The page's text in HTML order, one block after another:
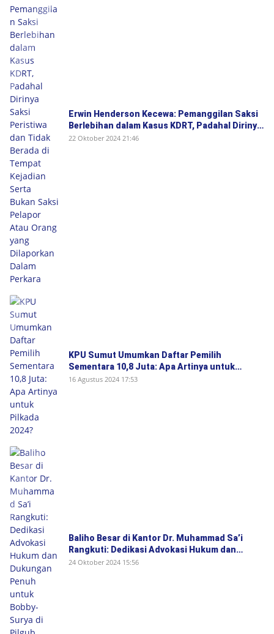
Erwin Henderson Kecewa: Pemanggilan Saksi
Berlebihan dalam Kasus KDRT, Padahal Dirinya
Saksi Peristiwa dan Tidak Berada di Tempat
22 Oktober 2024 21:46
KPU Sumut Umumkan Daftar Pemilih
Sementara 10,8 Juta: Apa Artinya untuk
Pilkada 2024?
16 Agustus 2024 17:53
Baliho Besar di Kantor Dr. Muhammad Sa’i
Rangkuti: Dedikasi Advokasi Hukum dan
Dukungan Penuh untuk Bobby-Surya di Pilgub
24 Oktober 2024 15:56